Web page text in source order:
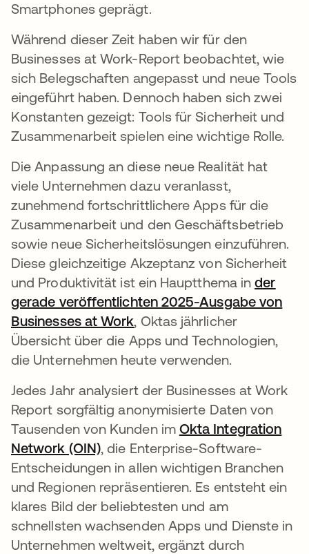
Smartphones geprägt.
Während dieser Zeit haben wir für den
Businesses at Work-Report beobachtet, wie
sich Belegschaften angepasst und neue Tools
eingeführt haben. Dennoch haben sich zwei
Konstanten gezeigt: Tools für Sicherheit und
Zusammenarbeit spielen eine wichtige Rolle.
Die Anpassung an diese neue Realität hat
viele Unternehmen dazu veranlasst,
zunehmend fortschrittlichere Apps für die
Zusammenarbeit und den Geschäftsbetrieb
sowie neue Sicherheitslösungen einzuführen.
Diese gleichzeitige Akzeptanz von Sicherheit
und Produktivität ist ein Hauptthema inder
gerade veröffentlichten 2025-Ausgabe von
Businesses at Work, Oktas jährlicher
Übersicht über die Apps und Technologien,
die Unternehmen heute verwenden.
Jedes Jahr analysiert der Businesses at Work
Report sorgfältig anonymisierte Daten von
Tausenden von Kunden im Okta Integration
Network (OIN), die Enterprise-Software-
Entscheidungen in allen wichtigen Branchen
und Regionen repräsentieren. Es entsteht ein
klares Bild der beliebtesten und am
schnellsten wachsenden Apps und Dienste in
Unternehmen weltweit, ergänzt durch